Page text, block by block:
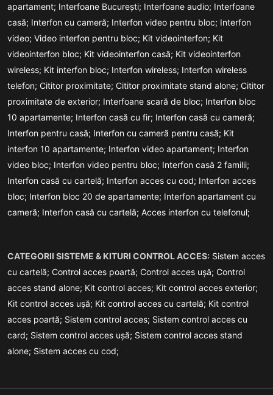
apartament; Interfoane București; Interfoane audio; Interfoane
casă; Interfon cu cameră; Interfon video pentru bloc; Interfon
video; Video interfon pentru bloc; Kit videointerfon; Kit
videointerfon bloc; Kit videointerfon casă; Kit videointerfon
wireless; Kit interfon bloc; Interfon wireless; Interfon wireless
telefon; Cititor proximitate; Cititor proximitate stand alone; Cititor
proximitate de exterior; Interfoane scară de bloc; Interfon bloc
10 apartamente; Interfon casă cu fir; Interfon casă cu cameră;
Interfon pentru casă; Interfon cu cameră pentru casă; Kit
interfon 10 apartamente; Interfon video apartament; Interfon
video bloc; Interfon video pentru bloc; Interfon casă 2 familii;
Interfon casă cu cartelă; Interfon acces cu cod; Interfon acces
bloc; Interfon bloc 20 de apartamente; Interfon apartament cu
cameră; Interfon casă cu cartelă; Acces interfon cu telefonul;
CATEGORII SISTEME & KITURI CONTROL ACCES: Sistem acces
cu cartelă; Control acces poartă; Control acces ușă; Control
acces stand alone; Kit control acces; Kit control acces exterior;
Kit control acces ușă; Kit control acces cu cartelă; Kit control
acces poartă; Sistem control acces; Sistem control acces cu
card; Sistem control acces ușă; Sistem control acces stand
alone; Sistem acces cu cod;